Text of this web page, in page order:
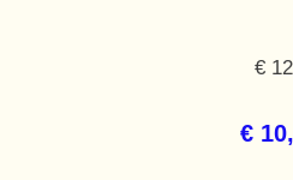
€
€